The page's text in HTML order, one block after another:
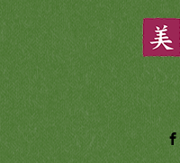
FacebookInstagramRSS